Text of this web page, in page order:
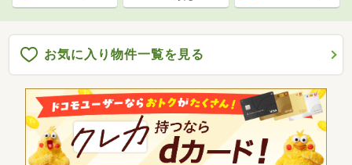
お気に入り物件一覧を見る